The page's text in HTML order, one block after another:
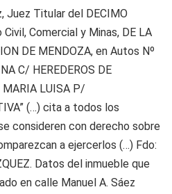
Juez Titular del DECIMO
Civil, Comercial y Minas, DE LA
DE MENDOZA, en Autos Nº
C/ HEREDEROS DE
MARIA LUISA P/
(…) cita a todos los
consideren con derecho sobre
a ejercerlos (…) Fdo:
Datos del inmueble que
en calle Manuel A. Sáez